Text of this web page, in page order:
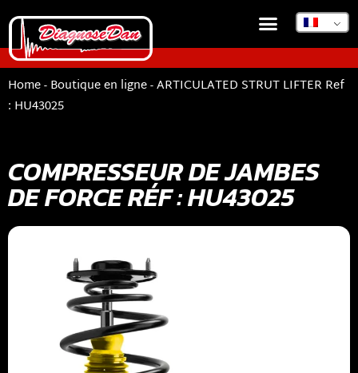
Home-Boutique en ligne-ARTICULATED STRUT LIFTER Ref
: HU43025
COMPRESSEUR DE JAMBES
DE FORCE RÉF : HU43025